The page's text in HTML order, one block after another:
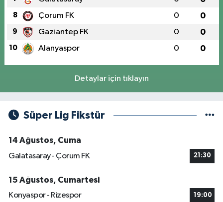
8 Çorum FK 0 0
9 Gaziantep FK 0 0
10 Alanyaspor 0 0
Detaylar için tıklayın
Süper Lig Fikstür
14 Ağustos, Cuma
Galatasaray - Çorum FK
21:30
15 Ağustos, Cumartesi
Konyaspor - Rizespor
19:00